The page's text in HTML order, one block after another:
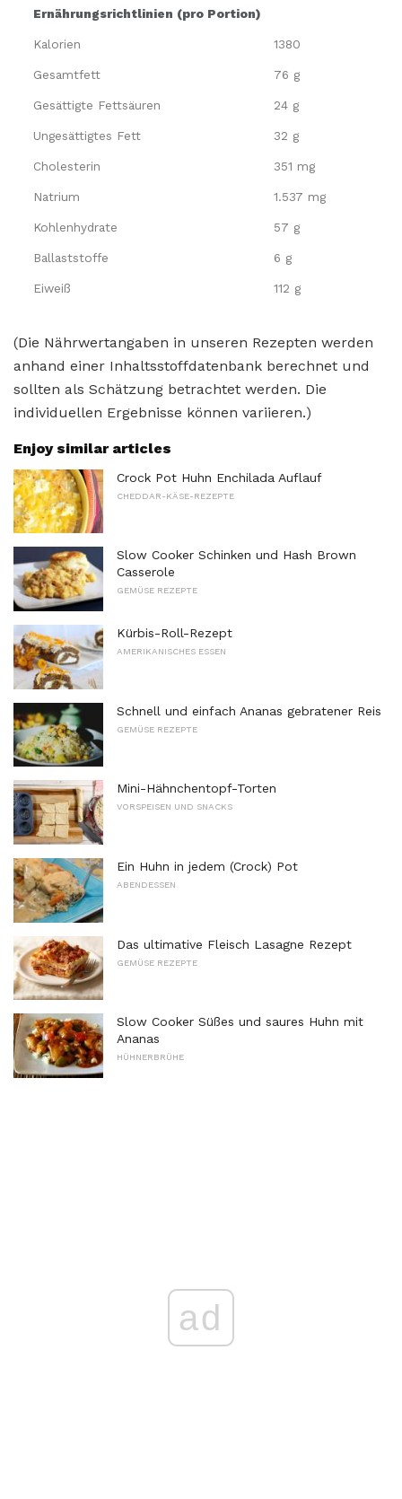
Ernährungsrichtlinien (pro Portion)
Kalorien 1380
Gesamtfett 76 g
Gesättigte Fettsäuren 24 g
Ungesättigtes Fett 32 g
Cholesterin 351 mg
Natrium 1.537 mg
Kohlenhydrate 57 g
Ballaststoffe 6 g
Eiweiß 112 g
(Die Nährwertangaben in unseren Rezepten werden
anhand einer Inhaltsstoffdatenbank berechnet und
sollten als Schätzung betrachtet werden. Die
individuellen Ergebnisse können variieren.)
Enjoy similar articles
Crock Pot Huhn Enchilada Auflauf
CHEDDAR-KÄSE-REZEPTE
Slow Cooker Schinken und Hash Brown
Casserole
GEMÜSE REZEPTE
Kürbis-Roll-Rezept
AMERIKANISCHES ESSEN
Schnell und einfach Ananas gebratener Reis
GEMÜSE REZEPTE
Mini-Hähnchentopf-Torten
VORSPEISEN UND SNACKS
Ein Huhn in jedem (Crock) Pot
ABENDESSEN
Das ultimative Fleisch Lasagne Rezept
GEMÜSE REZEPTE
Slow Cooker Süßes und saures Huhn mit
Ananas
HÜHNERBRÜHE
ad